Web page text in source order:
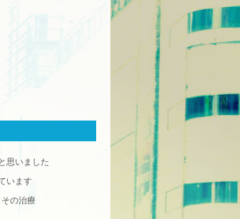
思いました
います
の治療